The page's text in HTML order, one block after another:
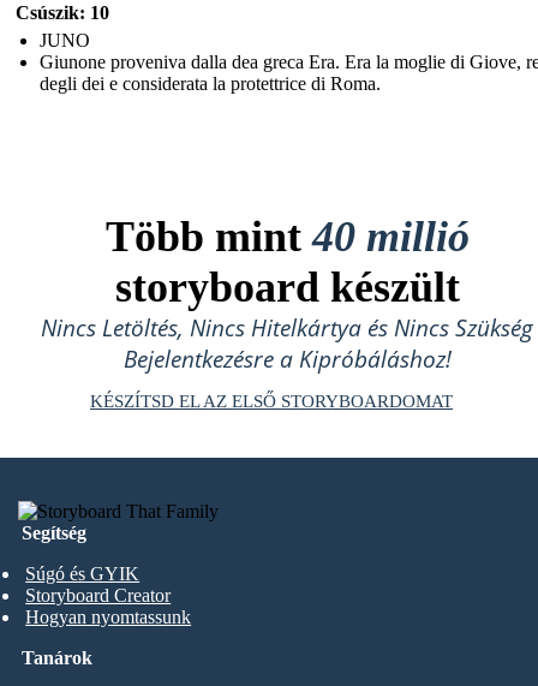
Csúszik: 10
JUNO
Giunone proveniva dalla dea greca Era. Era la moglie di Giove,
degli dei e considerata la protettrice di Roma.
Több mint40 millió
storyboard készült
Nincs Letöltés, Nincs Hitelkártya és Nincs Szükség
Bejelentkezésre a Kipróbáláshoz!
KÉSZÍTSD EL AZ ELSŐ STORYBOARDOMAT
Segítség
Súgó és GYIK
Storyboard Creator
Hogyan nyomtassunk
Tanárok